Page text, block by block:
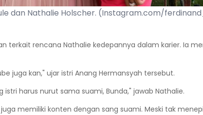
dan Nathalie Holscher. (Instagram.com/
terkait rencana Nathalie kedepannya dalam karier. Ia
juga kan," ujar istri Anang Hermansyah tersebut.
harus nurut sama suami, Bunda," jawab Nathalie.
memiliki konten dengan sang suami. Meski tak